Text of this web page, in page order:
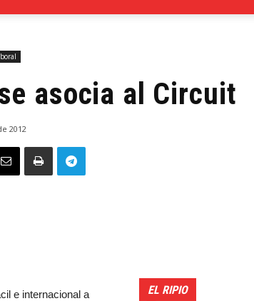
asocia al Circuit
2012
e internacional a
EL RIPIO